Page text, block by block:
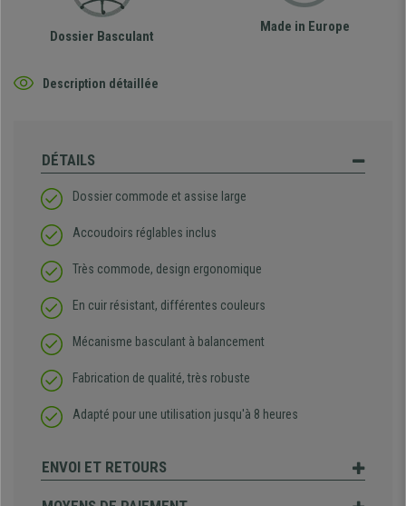
Dossier Basculant
Made in Europe
Description détaillée
DÉTAILS
Dossier commode et assise large
Accoudoirs réglables inclus
Très commode, design ergonomique
En cuir résistant, différentes couleurs
Mécanisme basculant à balancement
Fabrication de qualité, très robuste
Adapté pour une utilisation jusqu'à 8 heures
ENVOI ET RETOURS